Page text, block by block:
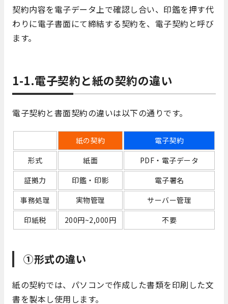
契約内容を電子データ上で確認し合い、印鑑を押す代
わりに電子書面にて締結する契約を、電子契約と呼び
ます。
1-1.電子契約と紙の契約の違い
電子契約と書面契約の違いは以下の通りです。
紙の契約
電子契約
形式
紙面
PDF・電子データ
証拠力
印鑑・印影
電子署名
事務処理
実物管理
サーバー管理
印紙税
200円~2,000円 不要
①形式の違い
紙の契約では、パソコンで作成した書類を印刷した文
書を製本し使用します。